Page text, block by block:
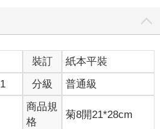
裝訂
紙本平裝
分級 普通級
商品規
格
菊8開21*28cm